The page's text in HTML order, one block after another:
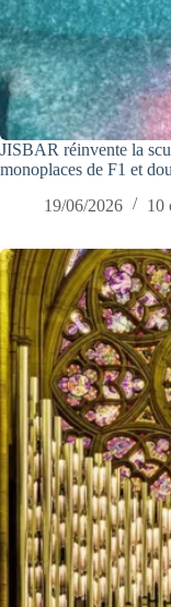
JISBAR réinvente la
monoplaces de F1 et
19/06/2026
10